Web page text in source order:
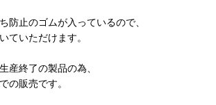
防止のゴムが入っているので、
ていただけます。
産終了の製品の為、
の販売です。